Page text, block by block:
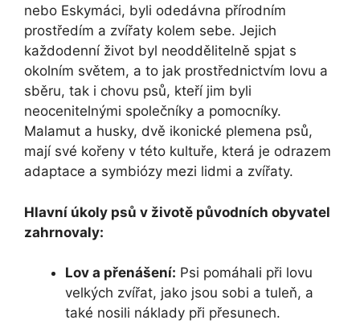
nebo Eskymáci, byli odedávna přírodním
prostředím a zvířaty kolem sebe. Jejich
každodenní život byl neoddělitelně spjat s
okolním světem, a to jak prostřednictvím lovu a
sběru, tak i chovu psů, kteří jim byli
neocenitelnými společníky a pomocníky.
Malamut a husky, dvě ikonické plemena psů,
mají své kořeny v této kultuře, která je odrazem
adaptace a symbiózy mezi lidmi a zvířaty.
Hlavní úkoly psů v životě původních obyvatel
zahrnovaly:
Lov a přenášení: Psi pomáhali při lovu
velkých zvířat, jako jsou sobi a tuleň, a
také nosili náklady při přesunech.